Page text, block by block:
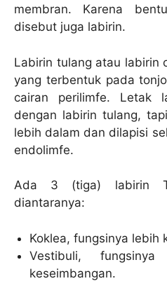
membran. Karena
disebut juga labirin.
Labirin tulang atau labirin
yang terbentuk pada
cairan perilimfe. Letak
dengan labirin tulang,
lebih dalam dan dilapisi
endolimfe.
Ada 3 (tiga) labirin
diantaranya:
Koklea, fungsinya lebih
Vestibuli,
keseimbangan.